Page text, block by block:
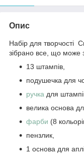
Опис
Набір для творчості
зібрано все, що може
13 штампів,
подушечка для
ручка для
велика основа
фарби (8
пензлик,
1 основа для